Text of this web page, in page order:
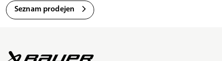
Seznam prodejen